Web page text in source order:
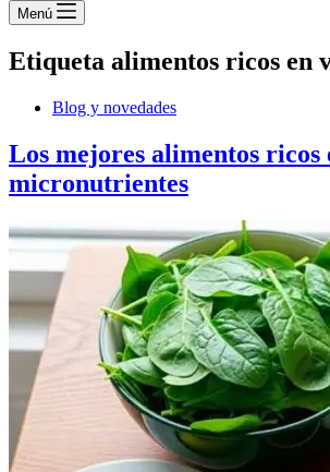
Menú
Etiqueta alimentos ricos en
Blog y novedades
Los mejores alimentos ricos
micronutrientes